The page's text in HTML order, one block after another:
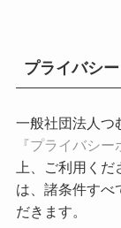
プライバシ
一般社団法人つ
『プライバシ
上、ご利用く
は、諸条件すべ
だきます。